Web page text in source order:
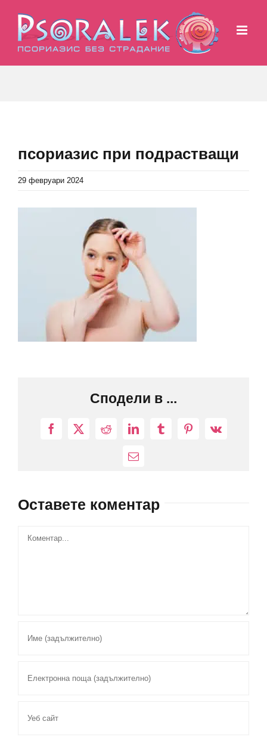
content
псориазис при подрастващи
29 февруари 2024
Сподели в ...
Facebook
X RedditLinkedInTumblrPinterest
Vk
Електронна
Оставете коментар